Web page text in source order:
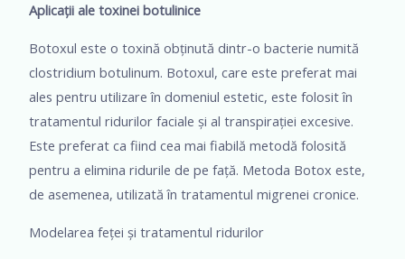
Aplicații ale toxinei botulinice
Botoxul este o toxină obținută dintr-o bacterie numită
clostridium botulinum. Botoxul, care este preferat mai
ales pentru utilizare în domeniul estetic, este folosit în
tratamentul ridurilor faciale și al transpirației excesive.
Este preferat ca fiind cea mai fiabilă metodă folosită
pentru a elimina ridurile de pe față. Metoda Botox este,
de asemenea, utilizată în tratamentul migrenei cronice.
Modelarea feței și tratamentul ridurilor